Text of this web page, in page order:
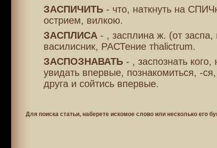
ЗАСПИЧИТЬ- что, наткнуть на
острием, вилкою.
ЗАСПЛИСА- , засплина ж. (от заспа,
василисник, РАСТение тhalictrum.
ЗАСПОЗНАВАТЬ- , заспознать
увидать впервые, познакомиться, -
друга и сойтись впервые.
Для поиска статьи, наберете искомое слово или несколько его